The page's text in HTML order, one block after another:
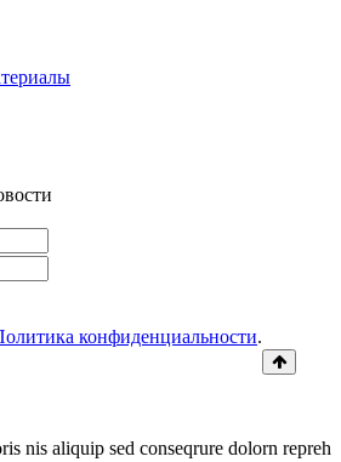
конфиденциальности.
nis aliquip sed conseqrure dolorn repreh